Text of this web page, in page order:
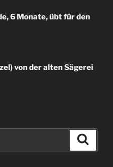
6 Monate, übt für den
von der alten Sägerei